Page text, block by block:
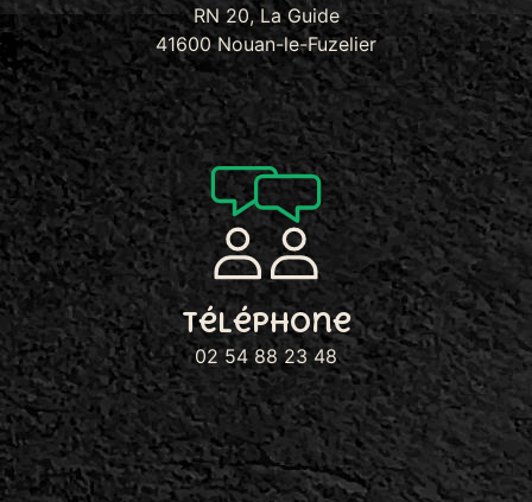
RN 20, La Guide
41600 Nouan-le-Fuzelier
Téléphone
02 54 88 23 48